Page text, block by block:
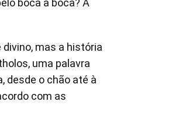
mas a história
uma palavra
desde o chão até à
com as